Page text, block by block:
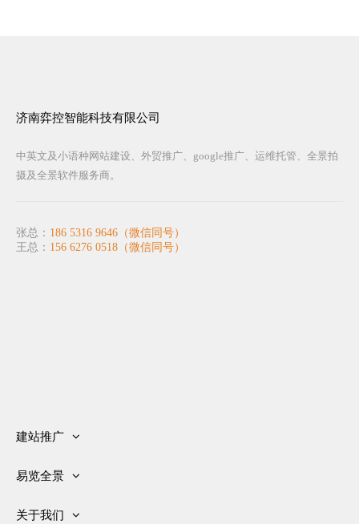
济南弈控智能科技有限公司
中英文及小语种网站建设、外贸推广、google推广、运维托管、全景拍
摄及全景软件服务商。
张总： 186 5316 9646（微信同号）
王总： 156 6276 0518（微信同号）
建站推广
客户案例
易览全景
关于我们